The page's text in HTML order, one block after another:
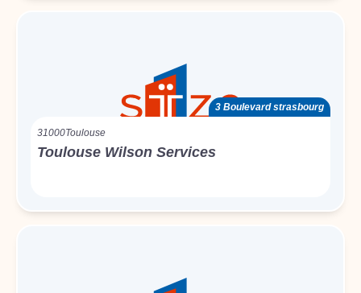
3 Boulevard strasbourg
31000Toulouse
Toulouse Wilson Services